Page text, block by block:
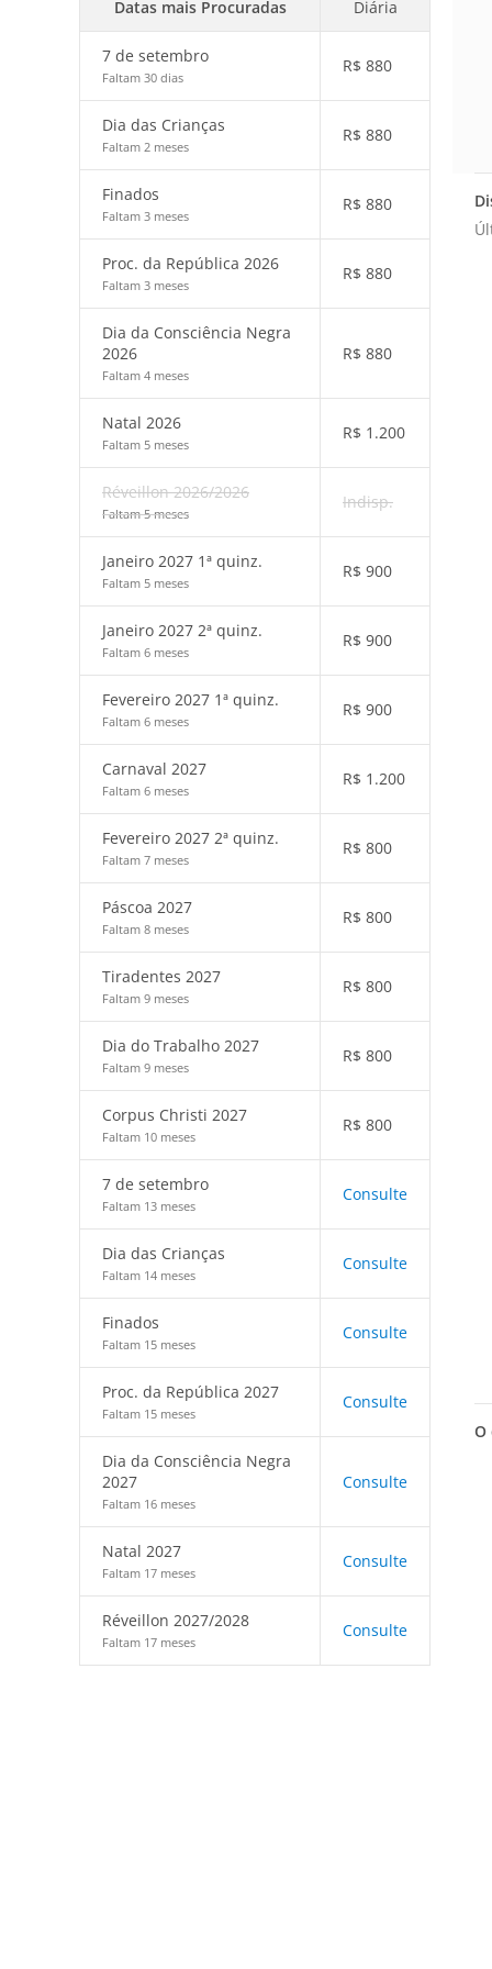
Datas mais Procuradas Diária
7 de setembro
Faltam 30 dias
R$ 880
Dia das Crianças
Faltam 2 meses
R$ 880
Finados
Faltam 3 meses
R$ 880
Proc. da República 2026
Faltam 3 meses
R$ 880
Dia da Consciência Negra
2026
Faltam 4 meses
R$ 880
Natal 2026
Faltam 5 meses
R$ 1.200
Réveillon 2026/2026
Faltam 5 meses
Indisp.
Janeiro 2027 1ª quinz.
Faltam 5 meses
R$ 900
Janeiro 2027 2ª quinz.
Faltam 6 meses
R$ 900
Fevereiro 2027 1ª quinz.
Faltam 6 meses
R$ 900
Carnaval 2027
Faltam 6 meses
R$ 1.200
Fevereiro 2027 2ª quinz.
Faltam 7 meses
R$ 800
Páscoa 2027
Faltam 8 meses
R$ 800
Tiradentes 2027
Faltam 9 meses
R$ 800
Dia do Trabalho 2027
Faltam 9 meses
R$ 800
Corpus Christi 2027
Faltam 10 meses
R$ 800
7 de setembro
Faltam 13 meses
Consulte
Dia das Crianças
Faltam 14 meses
Consulte
Finados
Faltam 15 meses
Consulte
Proc. da República 2027
Faltam 15 meses
Consulte
Dia da Consciência Negra
2027
Faltam 16 meses
Consulte
Natal 2027
Faltam 17 meses
Consulte
Réveillon 2027/2028
Faltam 17 meses
Consulte
O